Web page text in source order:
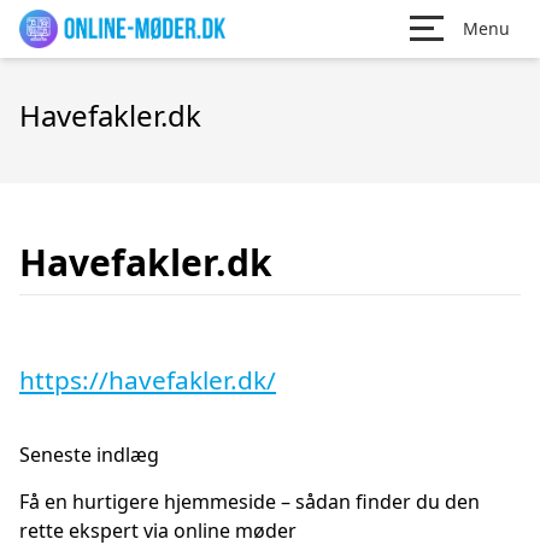
Menu
Havefakler.dk
Havefakler.dk
https://havefakler.dk/
Seneste indlæg
Få en hurtigere hjemmeside – sådan finder du den
rette ekspert via online møder